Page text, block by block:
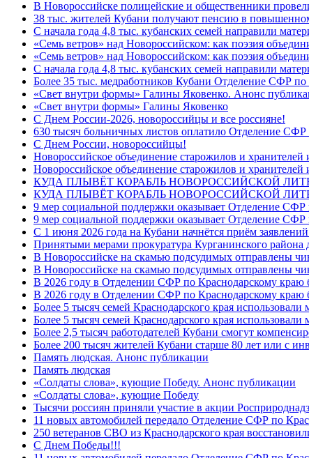
В Новороссийске полицейские и общественники
38 тыс. жителей Кубани получают пенсию в повышенном
С начала года 4,8 тыс. кубанских семей направили
«Семь ветров» над Новороссийском: как поэзия
«Семь ветров» над Новороссийском: как поэзия
С начала года 4,8 тыс. кубанских семей направили
Более 35 тыс. медработников Кубани Отделение СФР
«Свет внутри формы» Галины Яковенко. Анонс
«Свет внутри формы» Галины Яковенко
C Днем России-2026, новороссийцы и все россияне!
630 тысяч больничных листов оплатило Отделение СФР
C Днем России, новороссийцы!
Новороссийское объединение старожилов и
Новороссийское объединение старожилов и
КУДА ПЛЫВЁТ КОРАБЛЬ НОВОРОССИЙСКОЙ
КУДА ПЛЫВЁТ КОРАБЛЬ НОВОРОССИЙСКОЙ
9 мер социальной поддержки оказывает Отделение
9 мер социальной поддержки оказывает Отделение
С 1 июня 2026 года на Кубани начнётся приём
Принятыми мерами прокуратура Курганинского района
В Новороссийске на скамью подсудимых отправлены
В Новороссийске на скамью подсудимых отправлены
В 2026 году в Отделении СФР по Краснодарскому
В 2026 году в Отделении СФР по Краснодарскому краю
Более 5 тысяч семей Краснодарского края
Более 5 тысяч семей Краснодарского края
Более 2,5 тысяч работодателей Кубани смогут
Более 200 тысяч жителей Кубани старше 80 лет или с
Память людская. Анонс публикации
Память людская
«Солдаты слова», кующие Победу. Анонс публикации
«Солдаты слова», кующие Победу
Тысячи россиян приняли участие в акции
11 новых автомобилей передало Отделение СФР по
250 ветеранов СВО из Краснодарского края
С Днем Победы!!!